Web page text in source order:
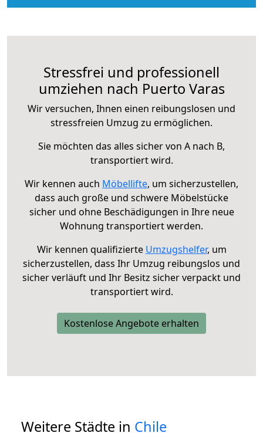
Stressfrei und professionell
umziehen nach Puerto Varas
Wir versuchen, Ihnen einen reibungslosen und
stressfreien Umzug zu ermöglichen.
Sie möchten das alles sicher von A nach B,
transportiert wird.
Wir kennen auch Möbellifte, um sicherzustellen,
dass auch große und schwere Möbelstücke
sicher und ohne Beschädigungen in Ihre neue
Wohnung transportiert werden.
Wir kennen qualifizierte Umzugshelfer, um
sicherzustellen, dass Ihr Umzug reibungslos und
sicher verläuft und Ihr Besitz sicher verpackt und
transportiert wird.
Kostenlose Angebote erhalten
Weitere Städte in Chile